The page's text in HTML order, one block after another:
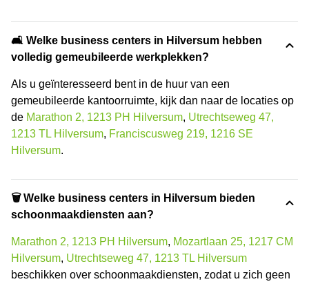
🛋️ Welke business centers in Hilversum hebben
volledig gemeubileerde werkplekken?
Als u geïnteresseerd bent in de huur van een
gemeubileerde kantoorruimte, kijk dan naar de locaties op
de Marathon 2, 1213 PH Hilversum, Utrechtseweg 47,
1213 TL Hilversum, Franciscusweg 219, 1216 SE
Hilversum.
🗑 Welke business centers in Hilversum bieden
schoonmaakdiensten aan?
Marathon 2, 1213 PH Hilversum, Mozartlaan 25, 1217 CM
Hilversum, Utrechtseweg 47, 1213 TL Hilversum
beschikken over schoonmaakdiensten, zodat u zich geen